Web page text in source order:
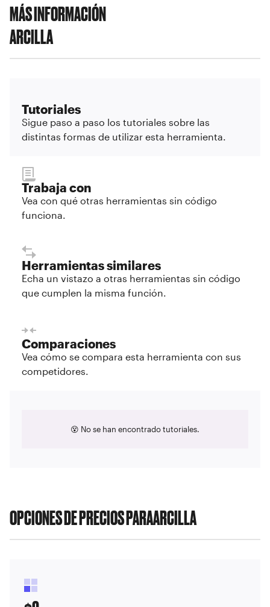
MÁS INFORMACIÓN
ARCILLA
Tutoriales
Sigue paso a paso los tutoriales sobre las
distintas formas de utilizar esta herramienta.
Trabaja con
Vea con qué otras herramientas sin código
funciona.
Herramientas similares
Echa un vistazo a otras herramientas sin código
que cumplen la misma función.
Comparaciones
Vea cómo se compara esta herramienta con sus
competidores.
😵 No se han encontrado tutoriales.
OPCIONES DE PRECIOS PARAARCILLA